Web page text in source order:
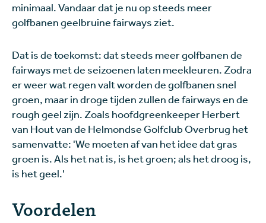
minimaal. Vandaar dat je nu op steeds meer
golfbanen geelbruine fairways ziet.
Dat is de toekomst: dat steeds meer golfbanen de
fairways met de seizoenen laten meekleuren. Zodra
er weer wat regen valt worden de golfbanen snel
groen, maar in droge tijden zullen de fairways en de
rough geel zijn. Zoals hoofdgreenkeeper Herbert
van Hout van de Helmondse Golfclub Overbrug het
samenvatte: 'We moeten af van het idee dat gras
groen is. Als het nat is, is het groen; als het droog is,
is het geel.'
Voordelen